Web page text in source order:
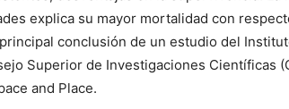
explica su mayor mortalidad con
conclusión de un estudio del
Superior de Investigaciones Científicas
and Place.